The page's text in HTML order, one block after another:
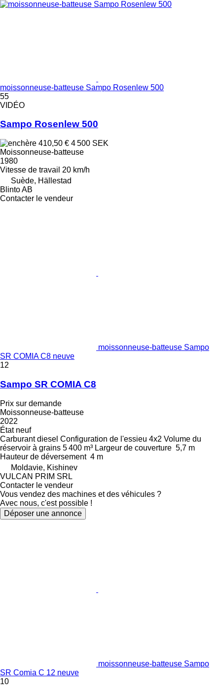
moissonneuse-batteuse Sampo Rosenlew 500
55
VIDÉO
Sampo Rosenlew 500
410,50 € 4 500 SEK
Moissonneuse-batteuse
1980
Vitesse de travail 20 km/h
Suède, Hällestad
Blinto AB
Contacter le vendeur
moissonneuse-batteuse Sampo
SR COMIA C8 neuve
12
Sampo SR COMIA C8
Prix sur demande
Moissonneuse-batteuse
2022
Étatneuf
Carburant diesel Configuration de l'essieu 4x2 Volume du
réservoir à grains 5 400 m³ Largeur de couverture 5,7 m
Hauteur de déversement 4 m
Moldavie, Kishinev
VULCAN PRIM SRL
Contacter le vendeur
Vous vendez des machines et des véhicules ?
Avec nous, c'est possible !
Déposer une annonce
moissonneuse-batteuse Sampo
SR Comia C 12 neuve
10